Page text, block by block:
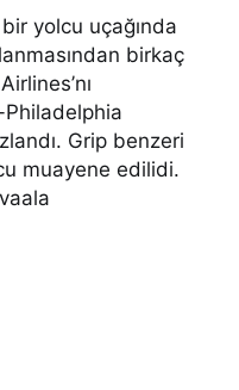
yolcu uçağında
birkaç
Grip benzeri
muayene edilidi.